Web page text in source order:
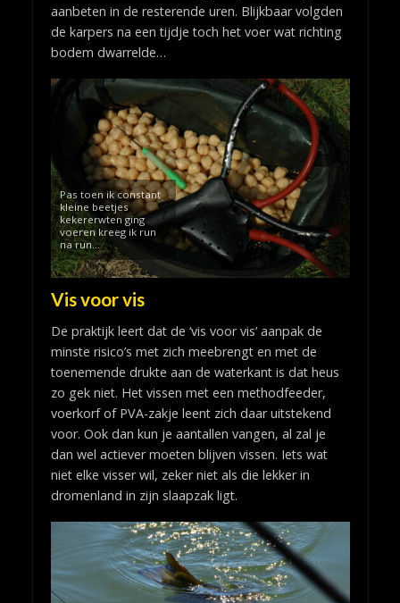
aanbeten in de resterende uren. Blijkbaar volgden
de karpers na een tijdje toch het voer wat richting
bodem dwarrelde…
Pas toen ik constant
kleine beetjes
kekererwten ging
voeren kreeg ik run
na run…
Vis voor vis
De praktijk leert dat de ‘vis voor vis’ aanpak de
minste risico’s met zich meebrengt en met de
toenemende drukte aan de waterkant is dat heus
zo gek niet. Het vissen met een methodfeeder,
voerkorf of PVA-zakje leent zich daar uitstekend
voor. Ook dan kun je aantallen vangen, al zal je
dan wel actiever moeten blijven vissen. Iets wat
niet elke visser wil, zeker niet als die lekker in
dromenland in zijn slaapzak ligt.